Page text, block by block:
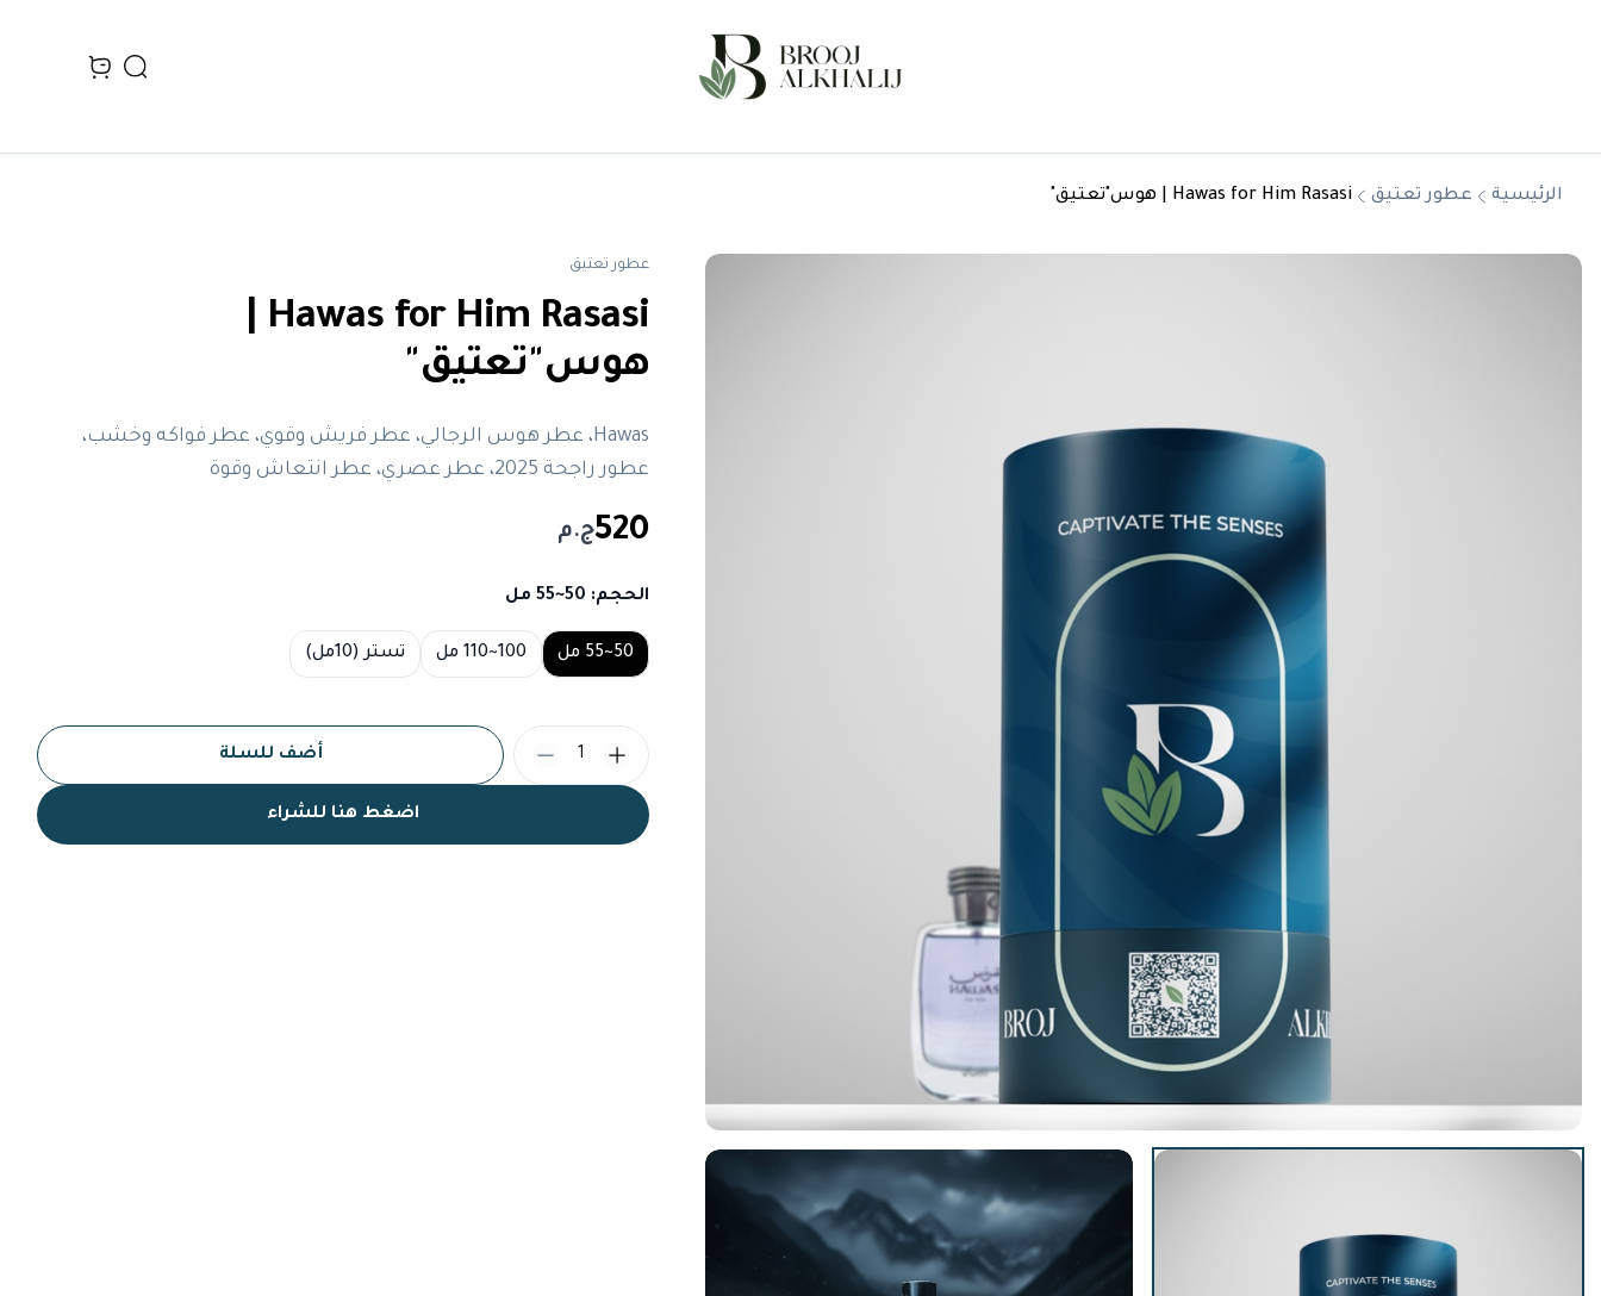
Search
view bag
الرئيسية عطور تعتيق Hawas for Him Rasasi | هوس"تعتيق"
عطور تعتيق
هوس"تعتيق"
Hawas، عطر هوس الرجالي، عطر فريش وقوي، عطر فواكه وخشب،
عطور راجحة 2025، عطر عصري، عطر انتعاش وقوة
520ج.م
الحجم: 50~55 مل
Choose a size
50~55 مل 100~110 مل تستر (10مل)
اضغط هنا للشراء
أضف للسلة 1